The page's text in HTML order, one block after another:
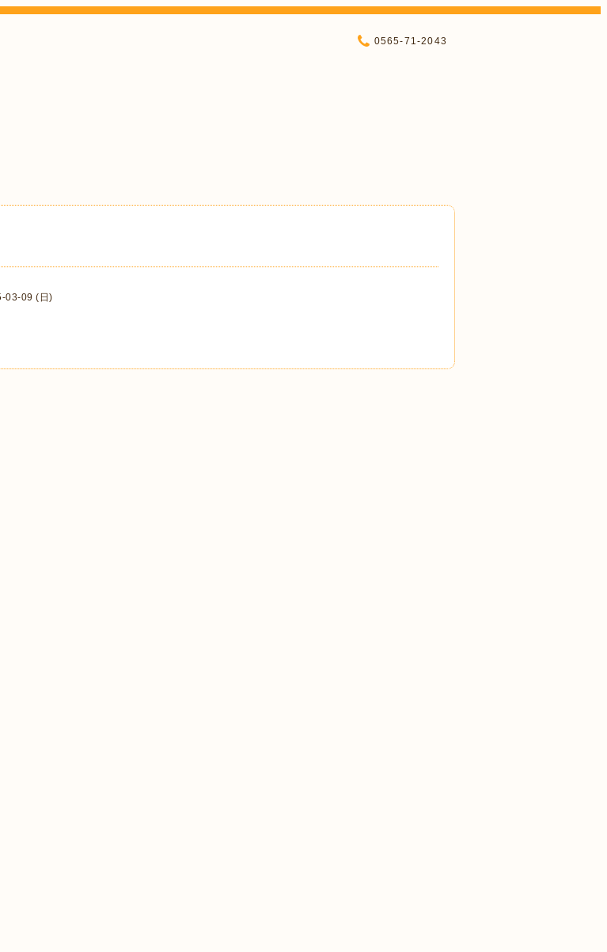
0565-71-2043
03-09 (日)